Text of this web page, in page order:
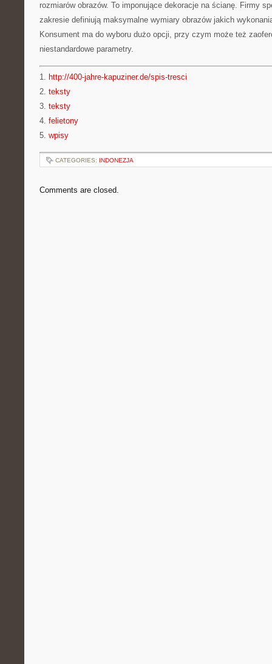
rozmiarów obrazów. To imponujące dekoracje na ścianę. Firmy
zakresie definiują maksymalne wymiary obrazów jakich
Konsument ma do wyboru dużo opcji, przy czym może też
niestandardowe parametry.
1. http://400-jahre-kapuziner.de/spis-tresci
2. teksty
3. teksty
4. felietony
5. wpisy
CATEGORIES: INDONEZJA
Comments are closed.